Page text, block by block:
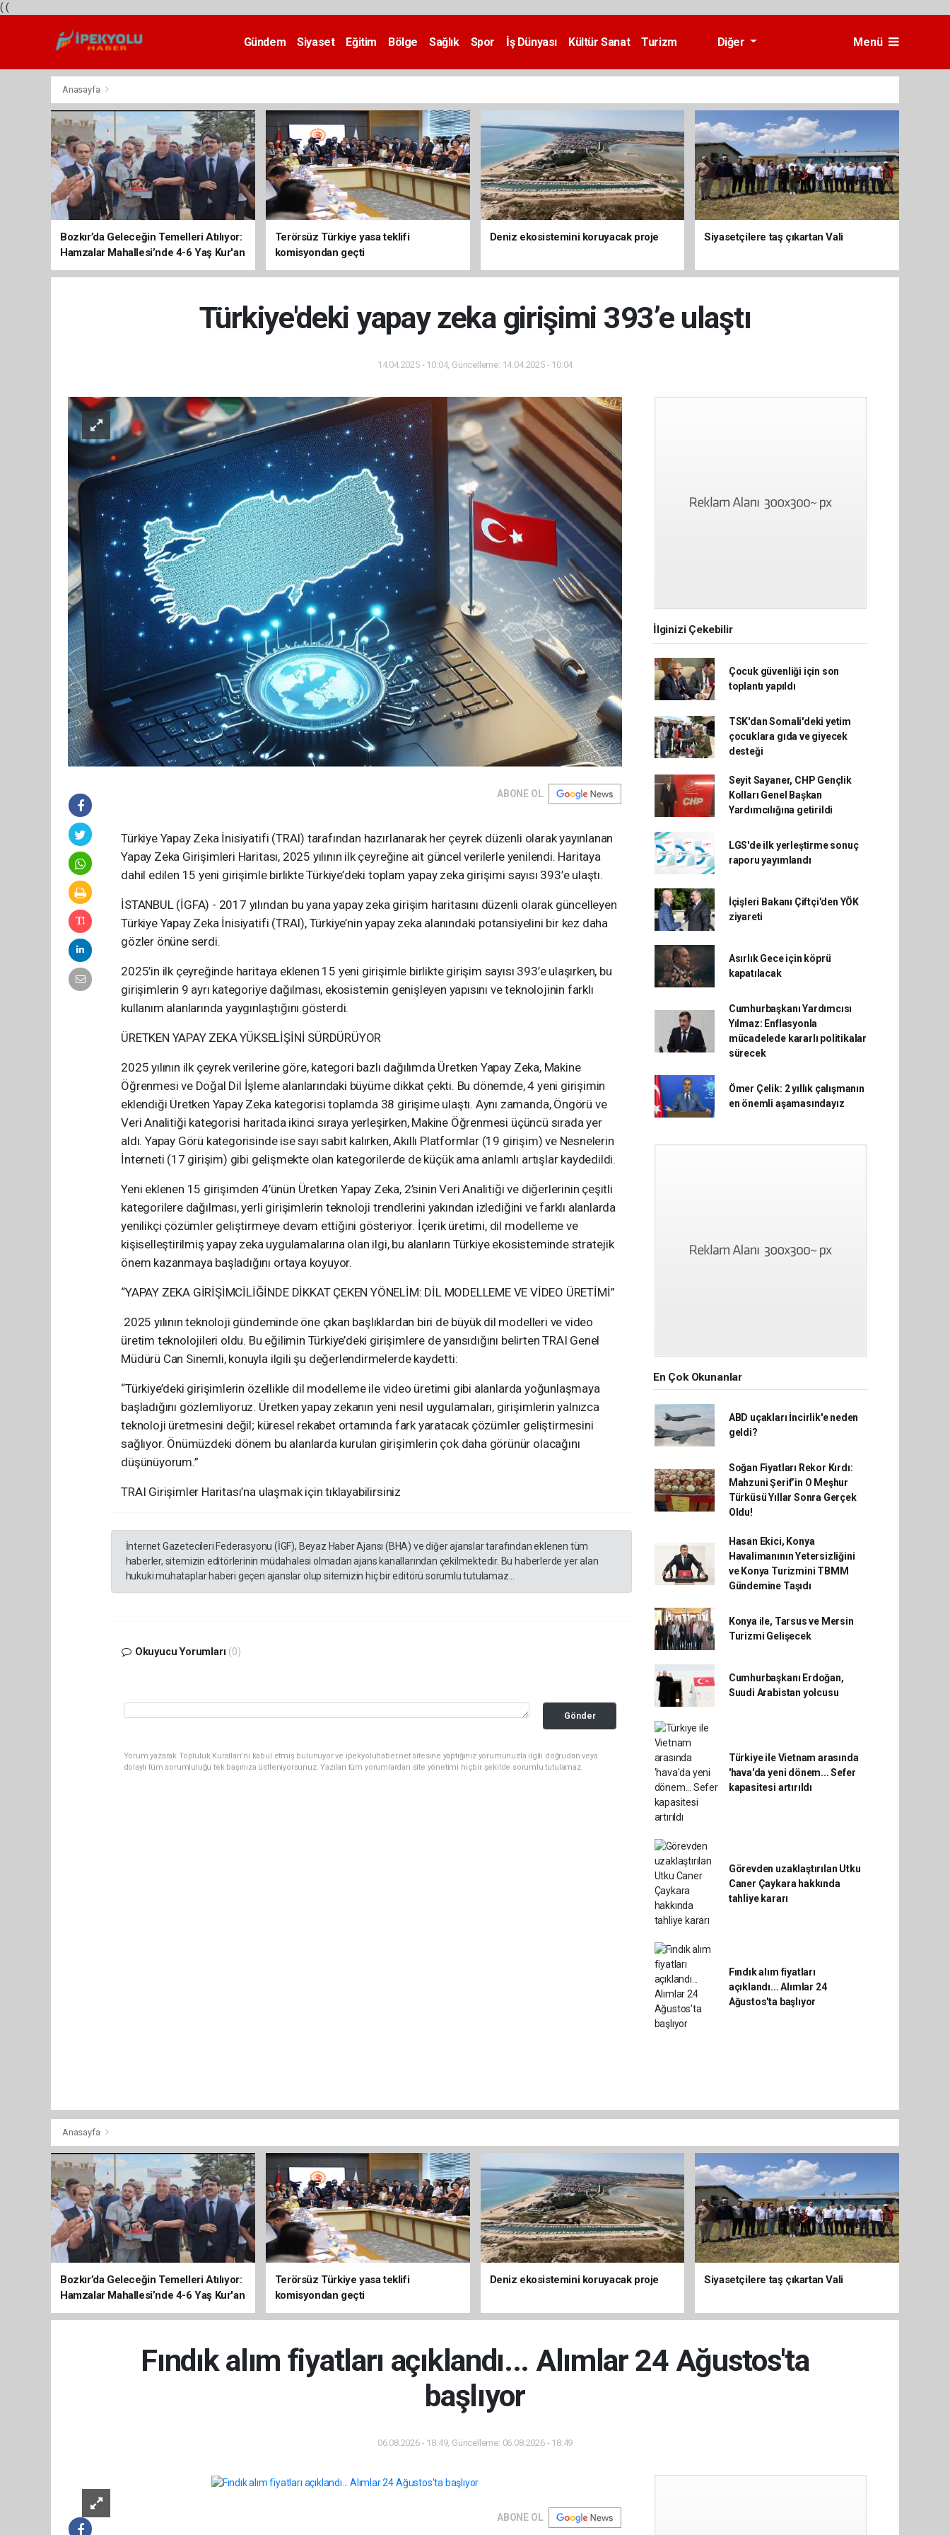
( (
Gündem Siyaset Eğitim Bölge Sağlık Spor İş Dünyası Kültür Sanat
Turizm
Diğer Menü
Anasayfa
Bozkır’da Geleceğin Temelleri Atılıyor:
Hamzalar Mahallesi’nde 4-6 Yaş Kur'an
Kursu İnşaatı Başladı
Terörsüz Türkiye yasa teklifi
komisyondan geçti
Deniz ekosistemini koruyacak proje Siyasetçilere taş çıkartan Vali
Türkiye'deki yapay zeka girişimi 393’e ulaştı
14.04.2025 - 10:04, Güncelleme: 14.04.2025 - 10:04
ABONE OL
Türkiye Yapay Zeka İnisiyatifi (TRAI) tarafından hazırlanarak her çeyrek düzenli olarak yayınlanan
Yapay Zeka Girişimleri Haritası, 2025 yılının ilk çeyreğine ait güncel verilerle yenilendi. Haritaya
dahil edilen 15 yeni girişimle birlikte Türkiye’deki toplam yapay zeka girişimi sayısı 393’e ulaştı.
İSTANBUL (İGFA) - 2017 yılından bu yana yapay zeka girişim haritasını düzenli olarak güncelleyen
Türkiye Yapay Zeka İnisiyatifi (TRAI), Türkiye’nin yapay zeka alanındaki potansiyelini bir kez daha
gözler önüne serdi.
2025’in ilk çeyreğinde haritaya eklenen 15 yeni girişimle birlikte girişim sayısı 393’e ulaşırken, bu
girişimlerin 9 ayrı kategoriye dağılması, ekosistemin genişleyen yapısını ve teknolojinin farklı
kullanım alanlarında yaygınlaştığını gösterdi.
ÜRETKEN YAPAY ZEKA YÜKSELİŞİNİ SÜRDÜRÜYOR
2025 yılının ilk çeyrek verilerine göre, kategori bazlı dağılımda Üretken Yapay Zeka, Makine
Öğrenmesi ve Doğal Dil İşleme alanlarındaki büyüme dikkat çekti. Bu dönemde, 4 yeni girişimin
eklendiği Üretken Yapay Zeka kategorisi toplamda 38 girişime ulaştı. Aynı zamanda, Öngörü ve
Veri Analitiği kategorisi haritada ikinci sıraya yerleşirken, Makine Öğrenmesi üçüncü sırada yer
aldı. Yapay Görü kategorisinde ise sayı sabit kalırken, Akıllı Platformlar (19 girişim) ve Nesnelerin
İnterneti (17 girişim) gibi gelişmekte olan kategorilerde de küçük ama anlamlı artışlar kaydedildi.
Yeni eklenen 15 girişimden 4’ünün Üretken Yapay Zeka, 2’sinin Veri Analitiği ve diğerlerinin çeşitli
kategorilere dağılması, yerli girişimlerin teknoloji trendlerini yakından izlediğini ve farklı alanlarda
yenilikçi çözümler geliştirmeye devam ettiğini gösteriyor. İçerik üretimi, dil modelleme ve
kişiselleştirilmiş yapay zeka uygulamalarına olan ilgi, bu alanların Türkiye ekosisteminde stratejik
önem kazanmaya başladığını ortaya koyuyor.
“YAPAY ZEKA GİRİŞİMCİLİĞİNDE DİKKAT ÇEKEN YÖNELİM: DİL MODELLEME VE VİDEO ÜRETİMİ”
2025 yılının teknoloji gündeminde öne çıkan başlıklardan biri de büyük dil modelleri ve video
üretim teknolojileri oldu. Bu eğilimin Türkiye’deki girişimlere de yansıdığını belirten TRAI Genel
Müdürü Can Sinemli, konuyla ilgili şu değerlendirmelerde kaydetti:
“Türkiye’deki girişimlerin özellikle dil modelleme ile video üretimi gibi alanlarda yoğunlaşmaya
başladığını gözlemliyoruz. Üretken yapay zekanın yeni nesil uygulamaları, girişimlerin yalnızca
teknoloji üretmesini değil; küresel rekabet ortamında fark yaratacak çözümler geliştirmesini
sağlıyor. Önümüzdeki dönem bu alanlarda kurulan girişimlerin çok daha görünür olacağını
düşünüyorum.”
TRAI Girişimler Haritası’na ulaşmak için tıklayabilirsiniz
İnternet Gazetecileri Federasyonu (İGF), Beyaz Haber Ajansı (BHA) ve diğer ajanslar tarafından eklenen tüm
haberler, sitemizin editörlerinin müdahalesi olmadan ajans kanallarından çekilmektedir. Bu haberlerde yer alan
hukuki muhataplar haberi geçen ajanslar olup sitemizin hiç bir editörü sorumlu tutulamaz...
Okuyucu Yorumları (0)
Gönder
Yorum yazarak Topluluk Kuralları’nı kabul etmiş bulunuyor ve ipekyoluhaber.net sitesine yaptığınız yorumunuzla ilgili doğrudan veya
dolaylı tüm sorumluluğu tek başınıza üstleniyorsunuz. Yazılan tüm yorumlardan site yönetimi hiçbir şekilde sorumlu tutulamaz.
İlginizi Çekebilir
Çocuk güvenliği için son
toplantı yapıldı
TSK'dan Somali'deki yetim
çocuklara gıda ve giyecek
desteği
Seyit Sayaner, CHP Gençlik
Kolları Genel Başkan
Yardımcılığına getirildi
LGS'de ilk yerleştirme sonuç
raporu yayımlandı
İçişleri Bakanı Çiftçi'den YÖK
ziyareti
Asırlık Gece için köprü
kapatılacak
Cumhurbaşkanı Yardımcısı
Yılmaz: Enflasyonla
mücadelede kararlı politikalar
sürecek
Ömer Çelik: 2 yıllık çalışmanın
en önemli aşamasındayız
En Çok Okunanlar
ABD uçakları İncirlik'e neden
geldi?
Soğan Fiyatları Rekor Kırdı:
Mahzuni Şerif’in O Meşhur
Türküsü Yıllar Sonra Gerçek
Oldu!
Hasan Ekici, Konya
Havalimanının Yetersizliğini
ve Konya Turizmini TBMM
Gündemine Taşıdı
Konya ile, Tarsus ve Mersin
Turizmi Gelişecek
Cumhurbaşkanı Erdoğan,
Suudi Arabistan yolcusu
Türkiye ile Vietnam arasında
'hava'da yeni dönem... Sefer
kapasitesi artırıldı
Görevden uzaklaştırılan Utku
Caner Çaykara hakkında
tahliye kararı
Fındık alım fiyatları
açıklandı... Alımlar 24
Ağustos'ta başlıyor
Anasayfa
Bozkır’da Geleceğin Temelleri Atılıyor:
Hamzalar Mahallesi’nde 4-6 Yaş Kur'an
Kursu İnşaatı Başladı
Terörsüz Türkiye yasa teklifi
komisyondan geçti
Deniz ekosistemini koruyacak proje Siyasetçilere taş çıkartan Vali
Fındık alım fiyatları açıklandı... Alımlar 24 Ağustos'ta
başlıyor
06.08.2026 - 18:49, Güncelleme: 06.08.2026 - 18:49
ABONE OL